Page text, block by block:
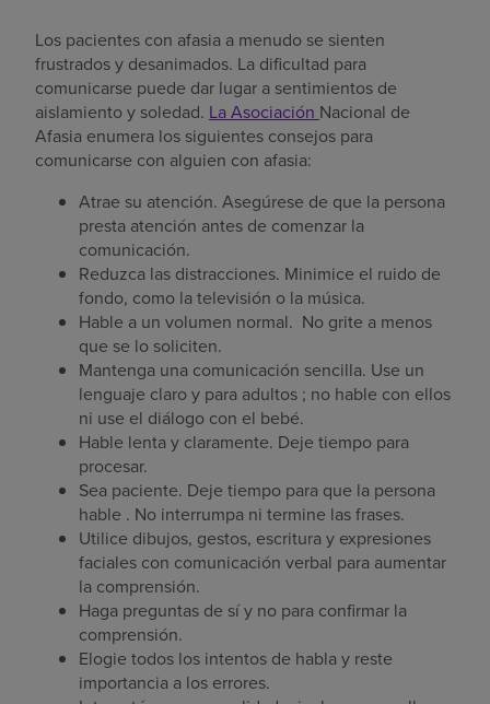
Los pacientes con afasia a menudo se sienten
frustrados y desanimados. La dificultad para
comunicarse puede dar lugar a sentimientos de
aislamiento y soledad. La Asociación Nacional de
Afasia enumera los siguientes consejos para
comunicarse con alguien con afasia:
Atrae su atención. Asegúrese de que la persona
presta atención antes de comenzar la
comunicación.
Reduzca las distracciones. Minimice el ruido de
fondo, como la televisión o la música.
Hable a un volumen normal. No grite a menos
que se lo soliciten.
Mantenga una comunicación sencilla. Use un
lenguaje claro y para adultos ; no hable con ellos
ni use el diálogo con el bebé.
Hable lenta y claramente. Deje tiempo para
procesar.
Sea paciente. Deje tiempo para que la persona
hable . No interrumpa ni termine las frases.
Utilice dibujos, gestos, escritura y expresiones
faciales con comunicación verbal para aumentar
la comprensión.
Haga preguntas de sí y no para confirmar la
comprensión.
Elogie todos los intentos de habla y reste
importancia a los errores.